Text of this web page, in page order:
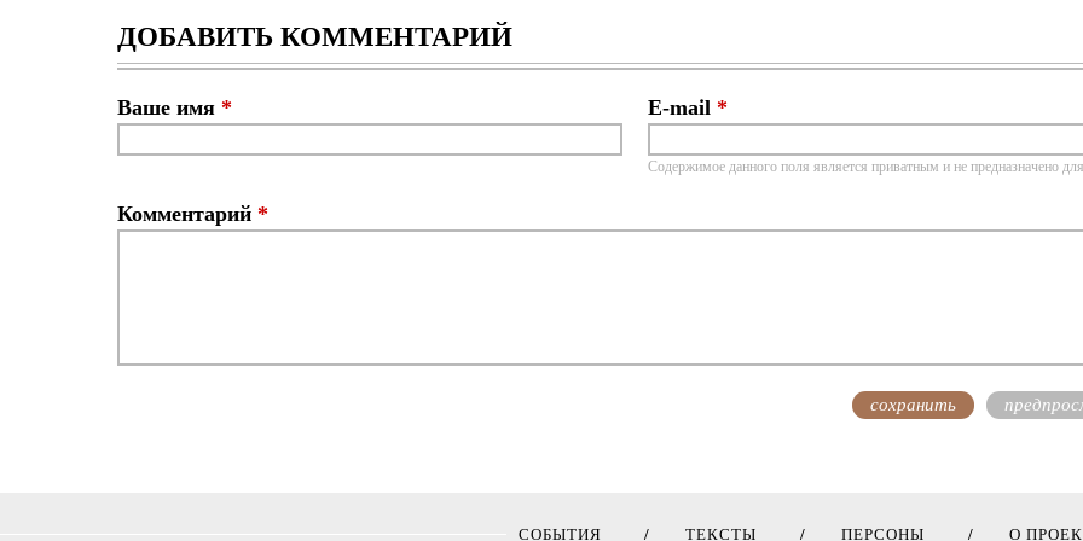
ДОБАВИТЬ КОММЕНТАРИЙ
Ваше имя * E-mail *
Содержимое данного поля является приватным и не предназначено для
Комментарий *
СОБЫТИЯ ТЕКСТЫ ПЕРСОНЫ О